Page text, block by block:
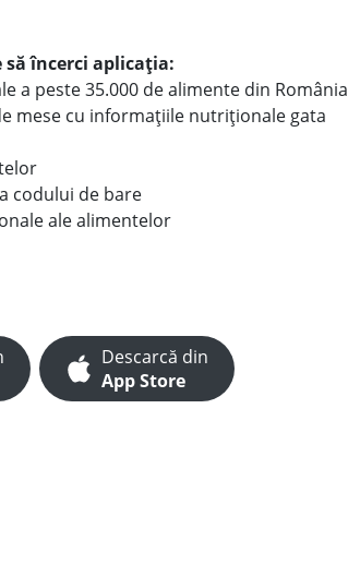
încerci aplicația:
a peste 35.000 de alimente din România
mese cu informațiile nutriționale gata
codului de bare
ale alimentelor
Descarcă din
App Store